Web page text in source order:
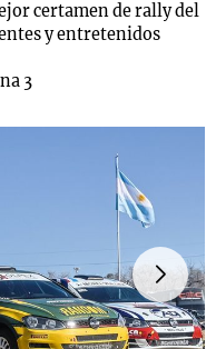
certamen de rally del
y entretenidos
3